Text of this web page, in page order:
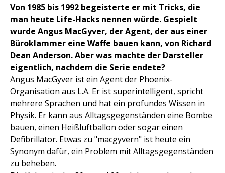
Von 1985 bis 1992 begeisterte er mit Tricks, die
man heute Life-Hacks nennen würde. Gespielt
wurde Angus MacGyver, der Agent, der aus einer
Büroklammer eine Waffe bauen kann, von Richard
Dean Anderson. Aber was machte der Darsteller
eigentlich, nachdem die Serie endete?
Angus MacGyver ist ein Agent der Phoenix-
Organisation aus L.A. Er ist superintelligent, spricht
mehrere Sprachen und hat ein profundes Wissen in
Physik. Er kann aus Alltagsgegenständen eine Bombe
bauen, einen Heißluftballon oder sogar einen
Defibrillator. Etwas zu "macgyvern" ist heute ein
Synonym dafür, ein Problem mit Alltagsgegenständen
zu beheben.